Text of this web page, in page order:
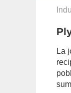
La